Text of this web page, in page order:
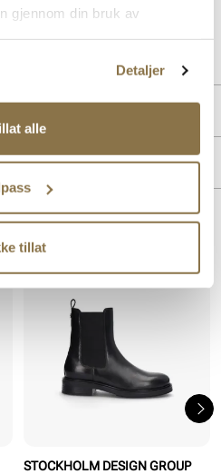
gjennom din bruk av
Detaljer
alle
tillat
STOCKHOLM DESIGN GROUP